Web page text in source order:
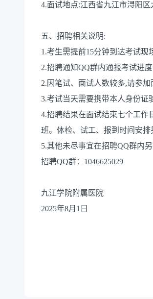
4.面试地点:江西省九江市浔阳
五、招聘相关说明:
1.考生需提前15分钟到达考试
2.招聘通知QQ群内通报考试进
2.因笔试、面试人数较多,请参
3.考试当天需要携带本人身份
4.招聘结果在面试结束七个工作
班。体检、试工、报到时间安排
5.其他未尽事宜在招聘QQ群内
招聘QQ群：1046625029
九江学院附属医院
2025年8月1日